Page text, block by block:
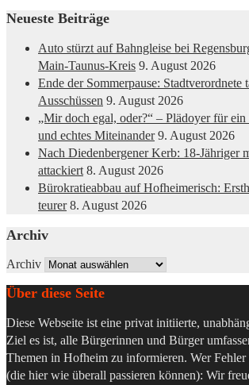
Neueste Beiträge
Auto stürzt auf Bahngleise bei
Main-Taunus-Kreis 9. August 2026
Ende der Sommerpause: Stadtverordnete
Ausschüssen 9. August 2026
„Mir doch egal, oder?“ – Plädoyer für
und echtes Miteinander 9. August 2026
Nach Diedenbergener Kerb: 18-Jähriger
attackiert 8. August 2026
Bürokratieabbau auf Hofheimerisch:
teurer 8. August 2026
Archiv
Archiv
Über diese Seite
Diese Webseite ist eine privat initiierte,
Ziel es ist, alle Bürgerinnen und Bürger
Themen in Hofheim zu informieren. Wer
(die hier wie überall passieren können): Wir